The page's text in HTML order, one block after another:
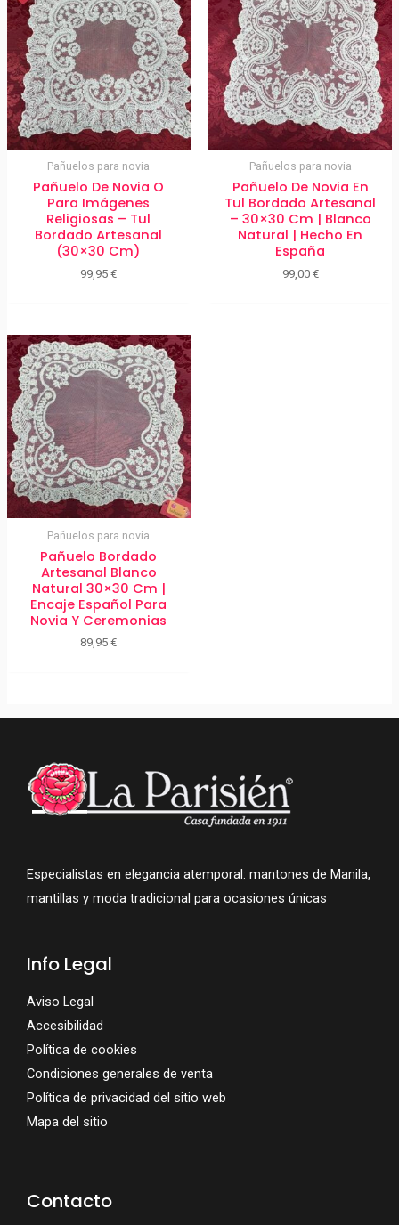
Pañuelos para novia
Pañuelo De Novia O
Para Imágenes
Religiosas – Tul
Bordado Artesanal
(30×30 Cm)
99,95€
Pañuelos para novia
Pañuelo De Novia En
Tul Bordado Artesanal
– 30×30 Cm | Blanco
Natural | Hecho En
España
99,00 €
Pañuelos para novia
Pañuelo Bordado
Artesanal Blanco
Natural 30×30 Cm |
Encaje Español Para
Novia Y Ceremonias
89,95€
Especialistas en elegancia atemporal: mantones de Manila,
mantillas y moda tradicional para ocasiones únicas
Info Legal
Aviso Legal
Accesibilidad
Política de cookies
Condiciones generales de venta
Política de privacidad del sitio web
Mapa del sitio
Contacto